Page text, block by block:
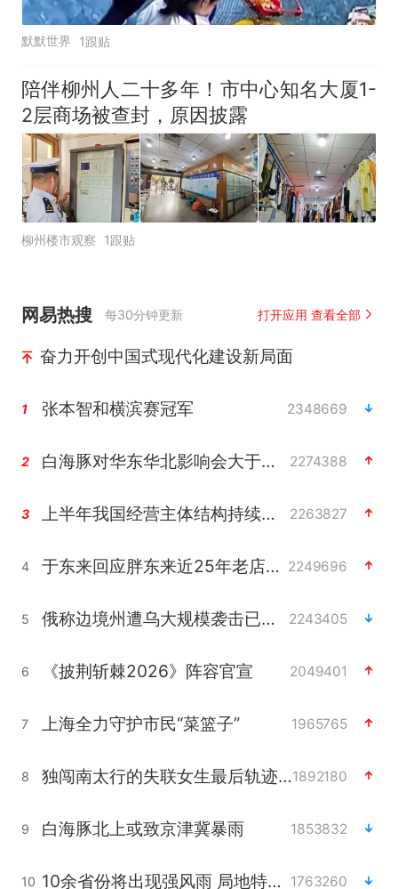
默默世界 1跟贴
陪伴柳州人二十多年！市中心知名大厦1-
2层商场被查封，原因披露
柳州楼市观察 1跟贴
网易热搜 每30分钟更新 打开应用 查看全部
奋力开创中国式现代化建设新局面
1 张本智和横滨赛冠军 2348669
2 白海豚对华东华北影响会大于巴威 2274388
3 上半年我国经营主体结构持续优化 2263827
4 于东来回应胖东来近25年老店年底关闭 2249696
5 俄称边境州遭乌大规模袭击已致13伤 2243405
6 《披荆斩棘2026》阵容官宣 2049401
7 上海全力守护市民“菜篮子” 1965765
8 独闯南太行的失联女生最后轨迹已确认1892180
9 白海豚北上或致京津冀暴雨 1853832
10 10余省份将出现强风雨 局地特大暴雨 1763260